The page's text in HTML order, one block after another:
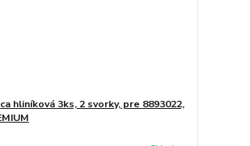
hliníková 3ks, 2 svorky, pre 8893022,